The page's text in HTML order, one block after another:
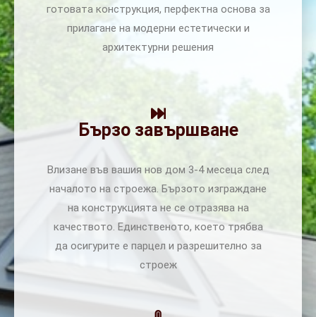
готовата конструкция, перфектна основа за
прилагане на модерни естетически и
архитектурни решения
Бързо завършване
Влизане във вашия нов дом 3-4 месеца след
началото на строежа. Бързото изграждане
на конструкцията не се отразява на
качеството. Единственото, което трябва
да осигурите е парцел и разрешително за
строеж